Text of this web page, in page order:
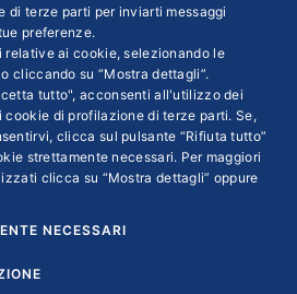
22 Dicembre 2017
le tendenze
di misure
la libertà di
di terze parti per inviarti messaggi
preferenze.
relative ai cookie, selezionando le
cliccando su “Mostra dettagli”.
tutto", acconsenti all'utilizzo dei
di profilazione di terze parti. Se,
clicca sul pulsante “Rifiuta tutto”
strettamente necessari. Per maggiori
clicca su “Mostra dettagli” oppure
NECESSARI